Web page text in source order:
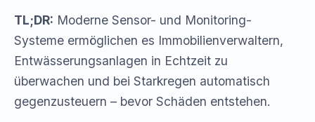
TL;DR: Moderne Sensor- und Monitoring-
Systeme ermöglichen es Immobilienverwaltern,
Entwässerungsanlagen in Echtzeit zu
überwachen und bei Starkregen automatisch
gegenzusteuern – bevor Schäden entstehen.